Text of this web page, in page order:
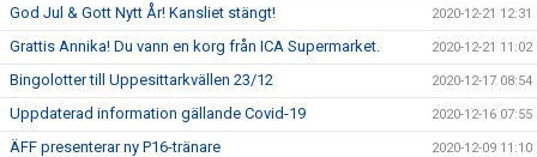
God Jul & Gott Nytt År! Kansliet stängt! 2020-12-21 12:31
Grattis Annika! Du vann en korg från ICA Supermarket. 2020-12-21 11:02
Bingolotter till Uppesittarkvällen 23/12 2020-12-17 08:54
Uppdaterad information gällande Covid-19 2020-12-16 07:55
ÄFF presenterar ny P16-tränare 2020-12-09 11:10